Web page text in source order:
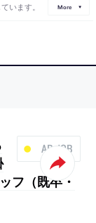
います。 More
AP JOB
フ（既卒・